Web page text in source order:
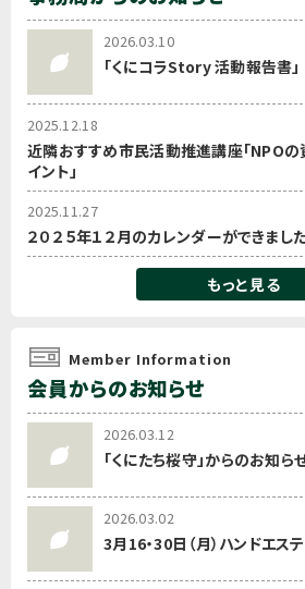
2026.03.10
「くにコラStory 活動報告書」
2025.12.18
近隣おすすめ市民活動推進講座「NPO
イント」
2025.11.27
２０２５年１２月のカレンダーができまし
もっと見る
Member Information
会員からのお知らせ
2026.03.12
「くにたち桜守」からのお知ら
2026.03.02
3月16・30日（月）ハンドエ